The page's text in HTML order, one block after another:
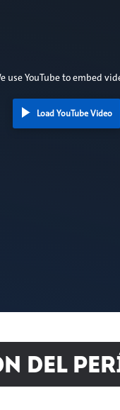
use YouTube to embed
Load YouTube Video
del